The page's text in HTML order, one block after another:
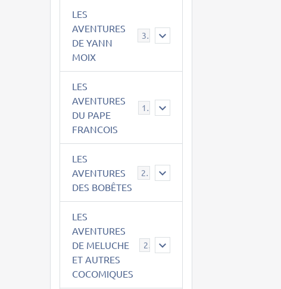
LES
AVENTURES
DE YANN
MOIX
39
LES
AVENTURES
DU PAPE
FRANCOIS
15
LES
AVENTURES
DES BOBÊTES
23
LES
AVENTURES
DE MELUCHE
ET AUTRES
COCOMIQUES
22